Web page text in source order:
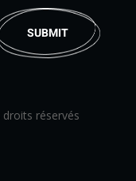
SUBMIT
réservés